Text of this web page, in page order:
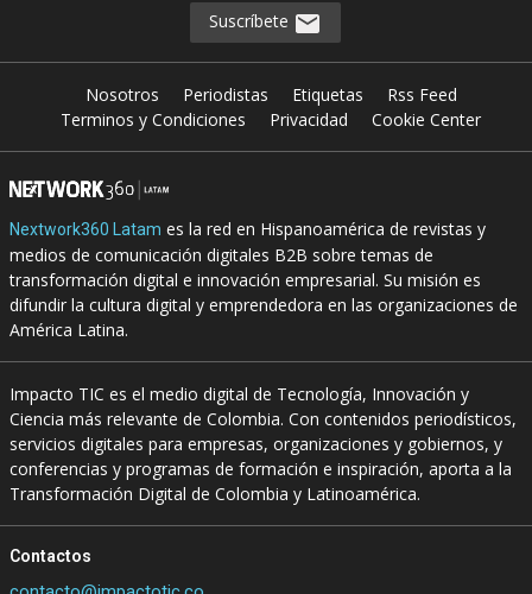
Suscríbete
Nosotros Periodistas Etiquetas
Rss Feed
Terminos y Condiciones
Privacidad Cookie Center
Nextwork360 Latam es la red en Hispanoamérica de revistas y
medios de comunicación digitales B2B sobre temas de
transformación digital e innovación empresarial. Su misión es
difundir la cultura digital y emprendedora en las organizaciones de
América Latina.
Impacto TIC es el medio digital de Tecnología, Innovación y
Ciencia más relevante de Colombia. Con contenidos periodísticos,
servicios digitales para empresas, organizaciones y gobiernos, y
conferencias y programas de formación e inspiración, aporta a la
Transformación Digital de Colombia y Latinoamérica.
Contactos